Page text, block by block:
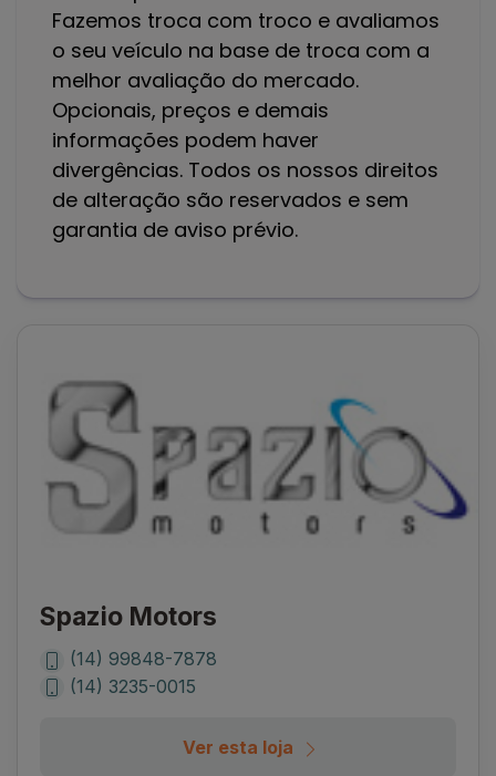
Fazemos troca com troco e avaliamos
o seu veículo na base de troca com a
melhor avaliação do mercado.
Opcionais, preços e demais
informações podem haver
divergências. Todos os nossos direitos
de alteração são reservados e sem
garantia de aviso prévio.
Spazio Motors
(14) 99848-7878
(14) 3235-0015
Ver esta loja